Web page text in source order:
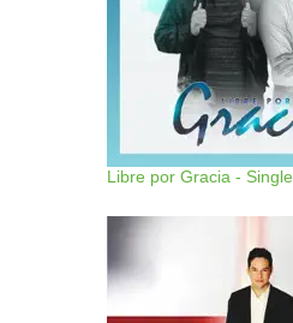
Libre por Gracia - Single